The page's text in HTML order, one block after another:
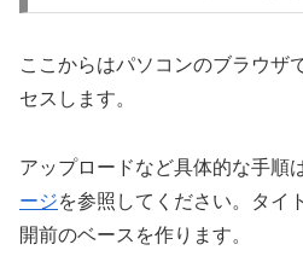
ここからはパソコンのブラウザ
セスします。
アップロードなど具体的な手順
ージを参照してください。タイ
開前のベースを作ります。